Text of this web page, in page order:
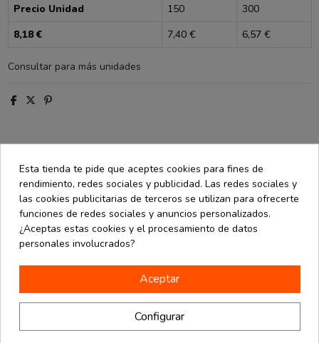
Precio Unidad 150
300
8,18 €
7,40 € 6,57 €
Consultar para más unidades
Descripción
Detalles de producto
Opiniones(0)
cálculo laborioso y una estructura precisa, la figura se despliega
perfectamente. Cuenta con una tarjeta extraíble para escribir un
mensaje. Hecha a mano con papel ecológico. Medida de 15x15 cm.
Esta tienda te pide que aceptes cookies para fines de
rendimiento, redes sociales y publicidad. Las redes sociales y
las cookies publicitarias de terceros se utilizan para ofrecerte
funciones de redes sociales y anuncios personalizados.
¿Aceptas estas cookies y el procesamiento de datos
personales involucrados?
Aceptar
Configurar